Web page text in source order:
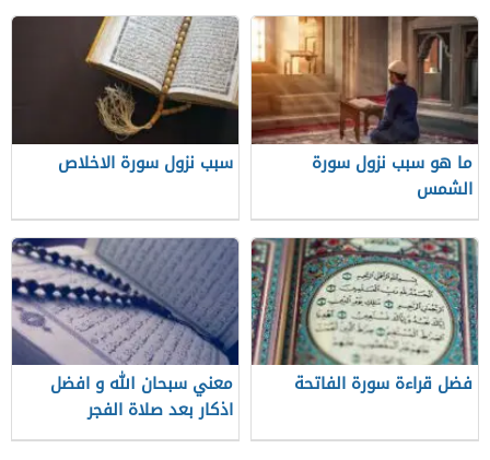
ما هو سبب نزول سورة
الشمس
سبب نزول سورة الاخلاص
فضل قراءة سورة الفاتحة
معني سبحان الله و افضل
اذكار بعد صلاة الفجر